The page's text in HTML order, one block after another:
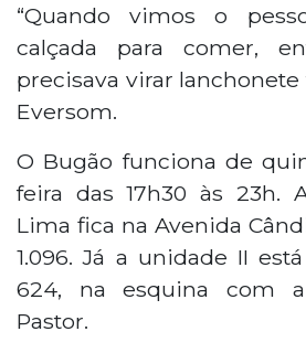
“Quando vimos o
calçada para comer,
precisava virar
Eversom.
O Bugão funciona de
feira das 17h30 às 23h.
Lima fica na Avenida
1.096. Já a unidade II
624, na esquina com
Pastor.